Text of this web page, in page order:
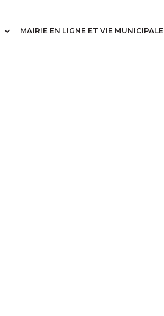
MAIRIE EN LIGNE ET VIE MUNICIPALE